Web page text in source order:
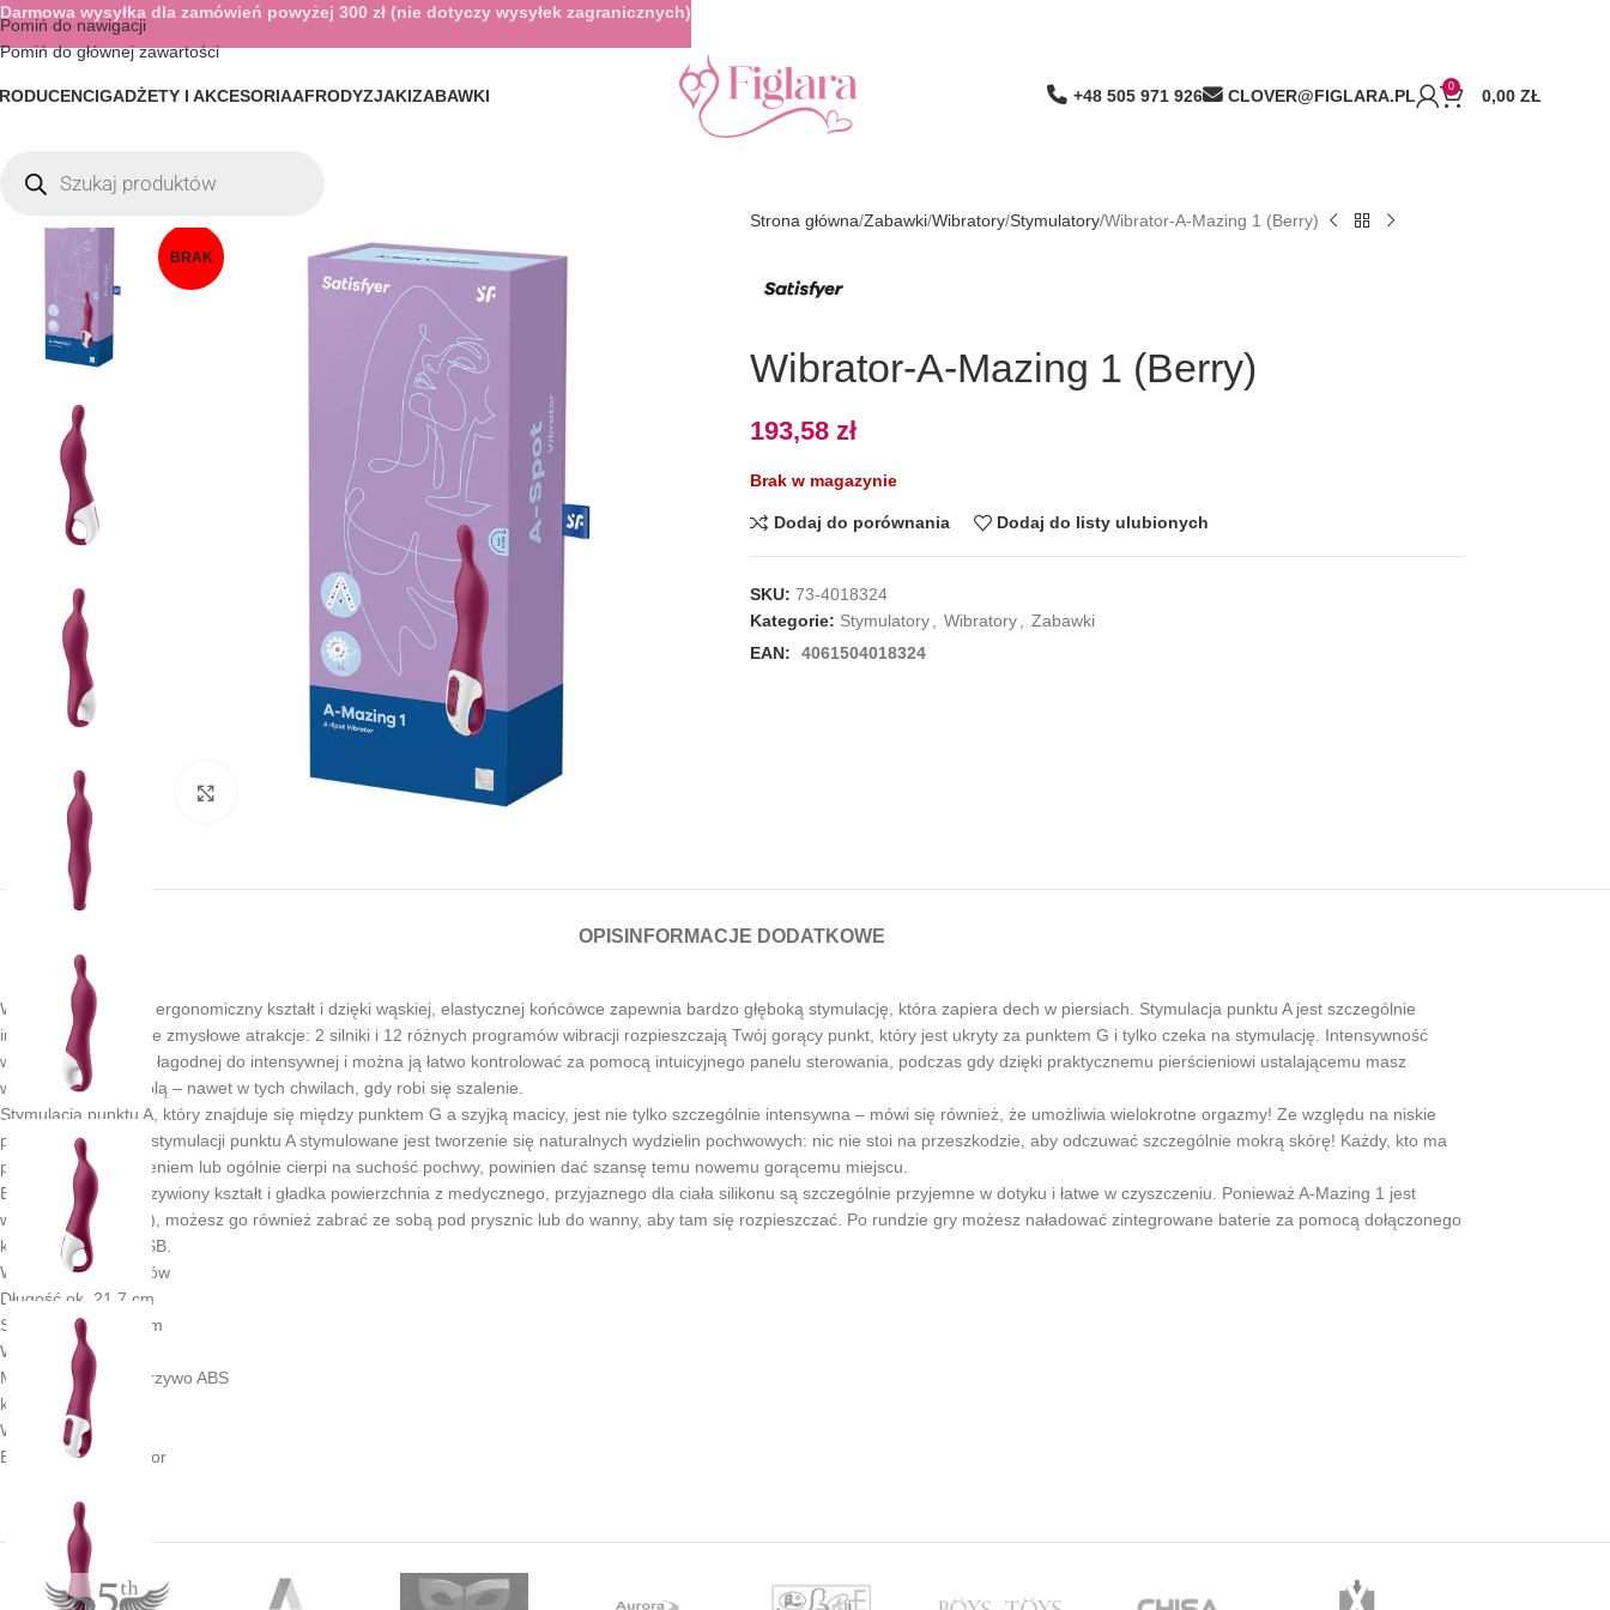
Pomiń do nawigacji
Pomiń do głównej zawartości
GADŻETY I AKCESORIAAFRODYZJAKIZABAWKI +48 505 971 926 CLOVER@FIGLARA.PL 0 0,00 ZŁ
BRAK
Kliknij, aby powiększyć
Strona główna Zabawki Wibratory Stymulatory Wibrator-A-Mazing 1 (Berry)
Wibrator-A-Mazing 1 (Berry)
193,58 zł
Brak w magazynie
Dodaj do porównania Dodaj do listy ulubionych
SKU: 73-4018324
Kategorie: Stymulatory Wibratory
Zabawki
EAN:
4061504018324
OPIS INFORMACJE DODATKOWE
Wibrator A-point ma ergonomiczny kształt i dzięki wąskiej, elastycznej końcówce zapewnia bardzo głęboką stymulację, która zapiera dech w piersiach. Stymulacja punktu A jest szczególnie
intensywna i obiecuje zmysłowe atrakcje: 2 silniki i 12 różnych programów wibracji rozpieszczają Twój gorący punkt, który jest ukryty za punktem G i tylko czeka na stymulację. Intensywność
wibracji waha się od łagodnej do intensywnej i można ją łatwo kontrolować za pomocą intuicyjnego panelu sterowania, podczas gdy dzięki praktycznemu pierścieniowi ustalającemu masz
wszystko pod kontrolą – nawet w tych chwilach, gdy robi się szalenie.
Stymulacja punktu A, który znajduje się między punktem G a szyjką macicy, jest nie tylko szczególnie intensywna – mówi się również, że umożliwia wielokrotne orgazmy! Ze względu na niskie
położenie, podczas stymulacji punktu A stymulowane jest tworzenie się naturalnych wydzielin pochwowych: nic nie stoi na przeszkodzie, aby odczuwać szczególnie mokrą skórę! Każdy, kto ma
problemy z zamoczeniem lub ogólnie cierpi na suchość pochwy, powinien dać szansę temu nowemu gorącemu miejscu.
Ergonomicznie zakrzywiony kształt i gładka powierzchnia z medycznego, przyjaznego dla ciała silikonu są szczególnie przyjemne w dotyku i łatwe w czyszczeniu. Ponieważ A-Mazing 1 jest
wodoodporny (IPX7), możesz go również zabrać ze sobą pod prysznic lub do wanny, aby tam się rozpieszczać. Po rundzie gry możesz naładować zintegrowane baterie za pomocą dołączonego
kabla ładującego USB.
Waga ok. 171 gramów
Długość ok. 21,7 cm
Szerokość ok. 3,8 cm
Wysokość ok. 6 cm
Materiał silikon, tworzywo ABS
kolor jagodowy
Wodoodporność tak
Bateria 1x akumulator
Darmowa wysyłka dla zamówień powyżej 300 zł (nie dotyczy wysyłek zagranicznych)